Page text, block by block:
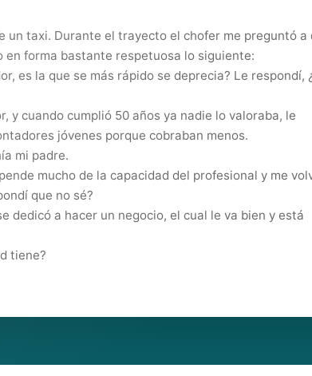
taxi. Durante el trayecto el chofer me preguntó a
en forma bastante respetuosa lo siguiente:
es la que se más rápido se deprecia? Le respondí,
y cuando cumplió 50 años ya nadie lo valoraba, le
jóvenes porque cobraban menos.
mi padre.
mucho de la capacidad del profesional y me
que no sé?
dedicó a hacer un negocio, el cual le va bien y está
tiene?